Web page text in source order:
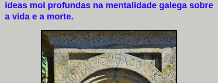
ideas moi profundas na mentalidade galega sobre
a vida e a morte.